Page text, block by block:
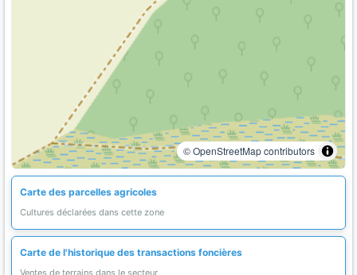
© OpenStreetMap contributors
Carte des parcelles agricoles
Cultures déclarées dans cette zone
Carte de l'historique des transactions foncières
Ventes de terrains dans le secteur